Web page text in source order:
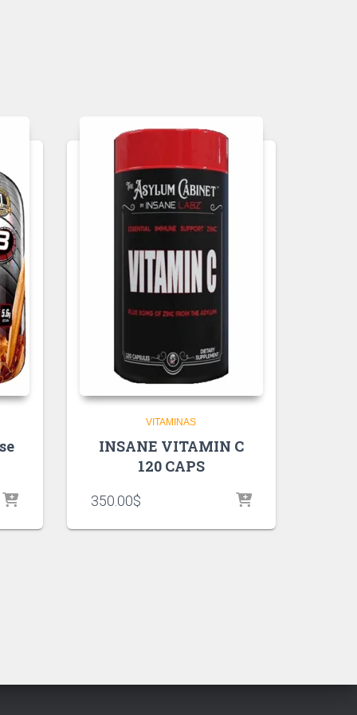
VITAMINAS
INSANE VITAMIN C
120 CAPS
350.00$